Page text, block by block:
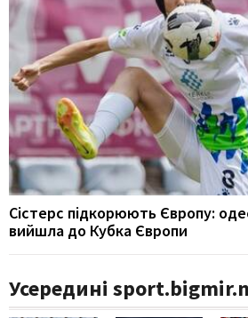
Сістерс підкорюють Європу:
вийшла до Кубка Європи
Усередині